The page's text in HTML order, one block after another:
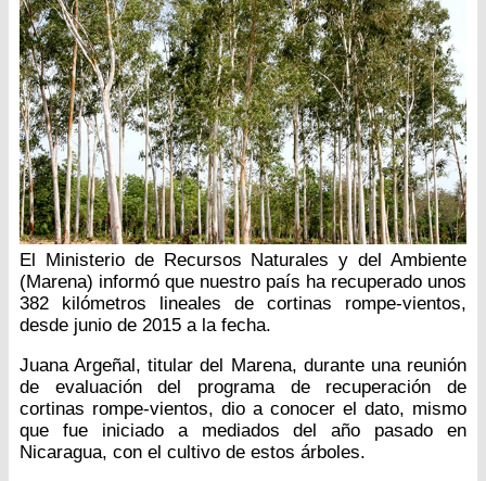
El Ministerio de Recursos Naturales y del Ambiente
(Marena) informó que nuestro país ha recuperado unos
382 kilómetros lineales de cortinas rompe-vientos,
desde junio de 2015 a la fecha.
Juana Argeñal, titular del Marena, durante una reunión
de evaluación del programa de recuperación de
cortinas rompe-vientos, dio a conocer el dato, mismo
que fue iniciado a mediados del año pasado en
Nicaragua, con el cultivo de estos árboles.